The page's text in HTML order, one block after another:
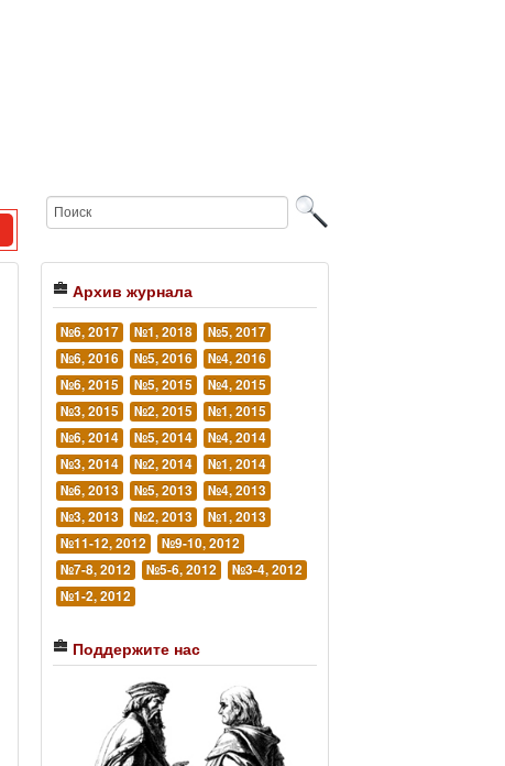
Архив журнала
№6, 2017 №1, 2018
№5, 2017
№6, 2016
№5, 2016
№4, 2016
№6, 2015
№5, 2015
№4, 2015
№3, 2015
№2, 2015
№1, 2015
№6, 2014
№5, 2014
№4, 2014
№3, 2014
№2, 2014
№1, 2014
№6, 2013
№5, 2013
№4, 2013
№3, 2013
№2, 2013
№1, 2013
№11-12, 2012
№9-10, 2012
№7-8, 2012
№5-6, 2012
№3-4, 2012
№1-2, 2012
Поддержите нас